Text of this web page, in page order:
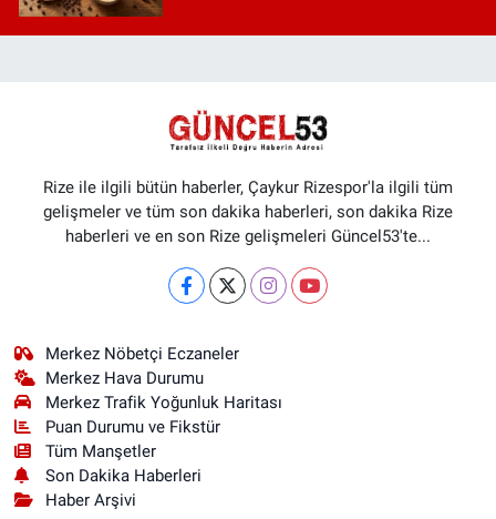
Rize ile ilgili bütün haberler, Çaykur Rizespor'la ilgili tüm
gelişmeler ve tüm son dakika haberleri, son dakika Rize
haberleri ve en son Rize gelişmeleri Güncel53'te...
Merkez Nöbetçi Eczaneler
Merkez Hava Durumu
Merkez Trafik Yoğunluk Haritası
Puan Durumu ve Fikstür
Tüm Manşetler
Son Dakika Haberleri
Haber Arşivi